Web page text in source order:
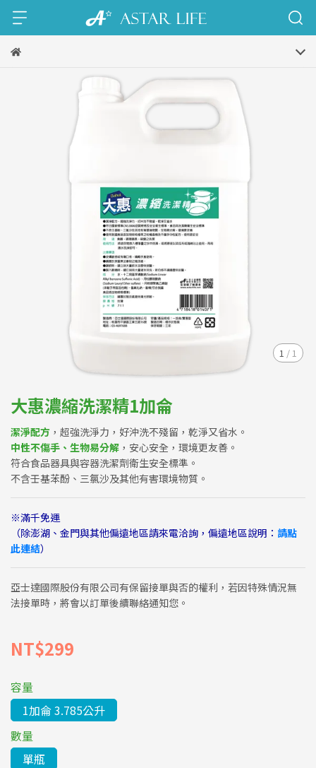
1 / 1
大惠濃縮洗潔精1加侖
潔淨配方 ，超強洗淨力，好沖洗不殘留，乾淨又省水。
中性不傷手、生物易分解 ，安心安全，環境更友善。
符合食品器具與容器洗潔劑衛生安全標準。
不含壬基苯酚、三氯沙及其他有害環境物質。
※滿千免運
（除澎湖、金門與其他偏遠地區請來電洽詢，偏遠地區說明： 請點
此連結）
亞士達國際股份有限公司有保留接單與否的權利，若因特殊情況無
法接單時，將會以訂單後續聯絡通知您。
NT$299
容量
1加侖 3.785公升
數量
單瓶